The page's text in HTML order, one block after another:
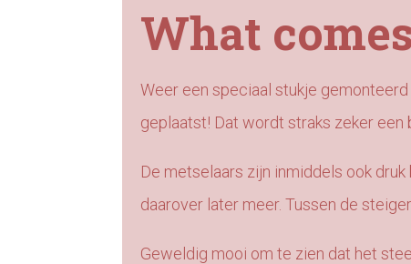
What
Weer een speciaal stukje
geplaatst! Dat wordt straks zeker
De metselaars zijn inmiddels ook
daarover later meer. Tussen de
Geweldig mooi om te zien dat het